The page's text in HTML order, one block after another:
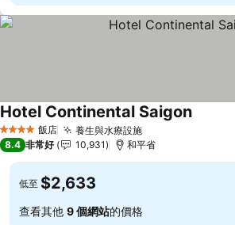
4 星級 飯店 養生與水療設施查看價格
Hotel Continental Saigon查看價格
8.4 非常好 10,931 和平省
低至 $2,633
查看其他 9 個網站的價格